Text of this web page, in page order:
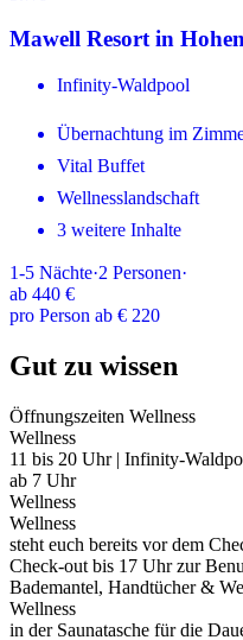
Mawell Resort in
Infinity-Waldpool
Übernachtung im
Vital Buffet
Wellnesslandschaft
3 weitere Inhalte
1-5 Nächte·2 Personen·
ab 440 €
pro Person ab € 220
Gut zu wissen
Öffnungszeiten Wellness
Wellness
11 bis 20 Uhr | Infinity-
ab 7 Uhr
Wellness
Wellness
steht euch bereits vor dem
Check-out bis 17 Uhr zur
Bademantel, Handtücher &
Wellness
in der Saunatasche für die